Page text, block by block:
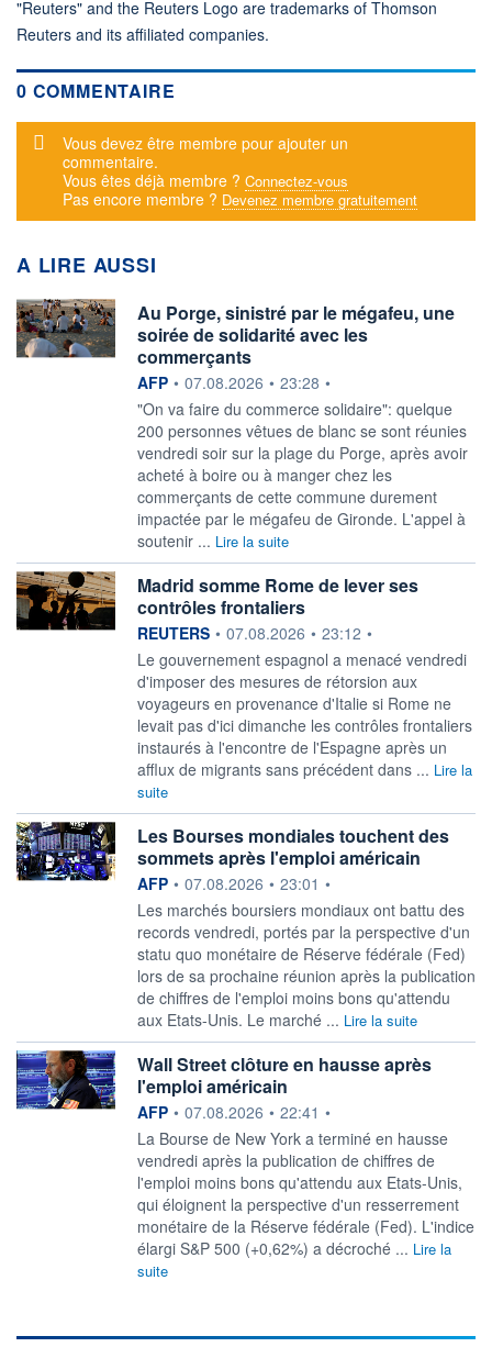
"Reuters" and the Reuters Logo are trademarks of Thomson
Reuters and its affiliated companies.
0 COMMENTAIRE
Message d'alerte
Vous devez être membre pour ajouter un
commentaire.
Vous êtes déjà membre ? Connectez-vous
Pas encore membre ? Devenez membre gratuitement
A LIRE AUSSI
Au Porge, sinistré par le mégafeu, une
soirée de solidarité avec les
commerçants
information fournie par
AFP • 07.08.2026 • 23:28 •
"On va faire du commerce solidaire": quelque
200 personnes vêtues de blanc se sont réunies
vendredi soir sur la plage du Porge, après avoir
acheté à boire ou à manger chez les
commerçants de cette commune durement
impactée par le mégafeu de Gironde. L'appel à
soutenir ... Lire la suite
Madrid somme Rome de lever ses
contrôles frontaliers
information fournie par
REUTERS • 07.08.2026 • 23:12 •
Le gouvernement espagnol a menacé vendredi
‌d'imposer des mesures de rétorsion aux
voyageurs en provenance d'Italie si Rome ne
levait ​pas d'ici dimanche les contrôles frontaliers
instaurés à l'encontre de l'Espagne après un
afflux de migrants sans précédent dans ... Lire la
suite
Les Bourses mondiales touchent des
sommets après l'emploi américain
information fournie par
AFP • 07.08.2026 • 23:01 •
Les marchés boursiers mondiaux ont battu des
records vendredi, portés par la perspective d'un
statu quo monétaire de Réserve fédérale (Fed)
lors de sa prochaine réunion après la publication
de chiffres de l'emploi moins bons qu'attendu
aux Etats-Unis. Le marché ... Lire la suite
Wall Street clôture en hausse après
l'emploi américain
information fournie par
AFP • 07.08.2026 • 22:41 •
La Bourse de New York a terminé en hausse
vendredi après la publication de chiffres de
l'emploi moins bons qu'attendu aux Etats-Unis,
qui éloignent la perspective d'un resserrement
monétaire de la Réserve fédérale (Fed). L'indice
élargi S&P 500 (+0,62%) a décroché ... Lire la
suite